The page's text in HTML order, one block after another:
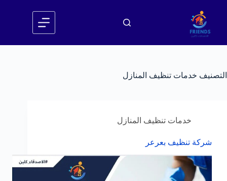
المحتوى
التصنيف خدمات تنظيف المنازل
خدمات تنظيف المنازل
شركة تنظيف بعرعر